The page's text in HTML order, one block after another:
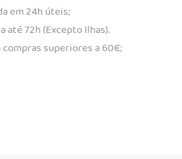
em 24h úteis;
até 72h (Excepto Ilhas).
superiores a 60€;